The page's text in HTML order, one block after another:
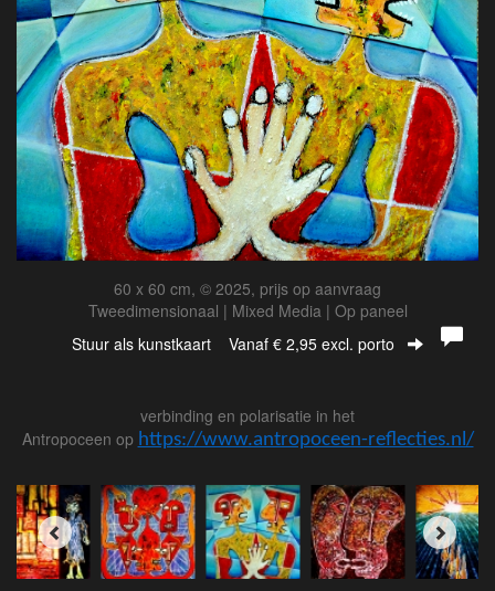
60 x 60 cm, © 2025, prijs op aanvraag
Tweedimensionaal | Mixed Media | Op paneel
Stuur als kunstkaart Vanaf € 2,95 excl. porto
verbinding en polarisatie in het
Antropoceen op https://www.antropoceen-reflecties.nl/